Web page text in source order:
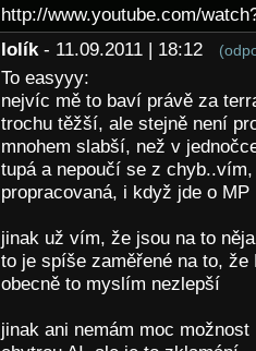
http://www.youtube.com/
lolík - 11.09.2011 | 18:12
To easyyy:
nejvíc mě to baví právě za
trochu těžší, ale stejně není
mnohem slabší, než v
tupá a nepoučí se z
propracovaná, i když jde o
jinak už vím, že jsou na to
to je spíše zaměřené na to,
obecně to myslím nezlepší
jinak ani nemám moc